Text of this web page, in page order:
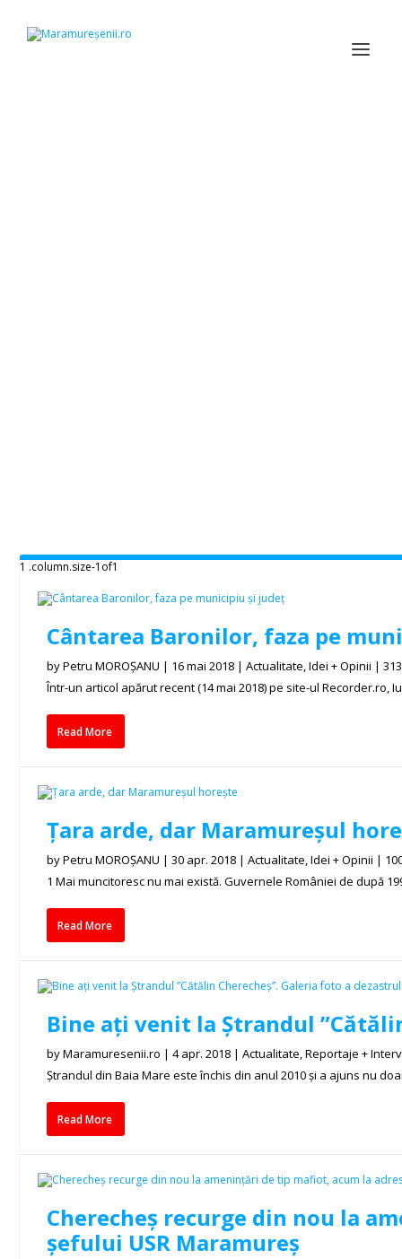
Cântarea Baronilor, faza pe
byPetru MOROȘANU | 16 mai 2018 |Actualitate,Idei + Opinii |
Într-un articol apărut recent (14 mai 2018) pe site-ul Recorder.ro,
Read More
Țara arde, dar Maramureșul
byPetru MOROȘANU |30 apr. 2018 |Actualitate,Idei + Opinii |
1 Mai muncitoresc nu mai există. Guvernele României de după
Read More
Bine ați venit la Ștrandul
byMaramuresenii.ro |4 apr. 2018 |Actualitate,Reportaje +
Ștrandul din Baia Mare este închis din anul 2010 și a ajuns nu
Read More
Cherecheș recurge din nou la
șefului USR Maramureș